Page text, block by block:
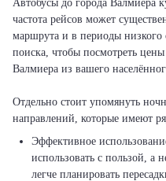
Автобусы до города Валмиера
частота рейсов может
маршрута и в периоды низкого
поиска, чтобы посмотреть
Валмиера из вашего
Отдельно стоит упомянуть
Эффективное
использовать с пользой, а
легче планировать